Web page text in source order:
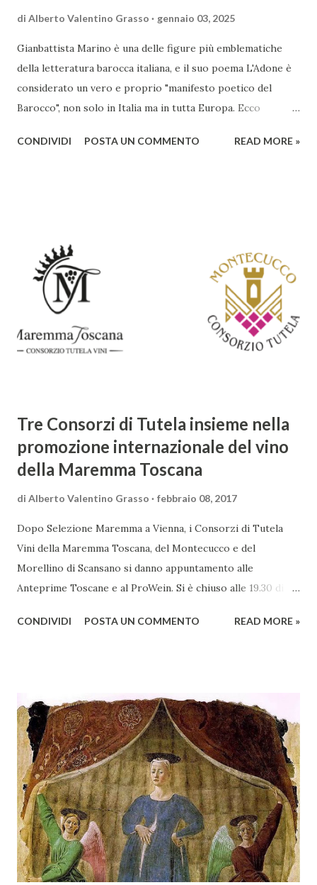
di Alberto Valentino Grasso gennaio 03, 2025
Gianbattista Marino è una delle figure più emblematiche
della letteratura barocca italiana, e il suo poema L'Adone è
considerato un vero e proprio "manifesto poetico del
Barocco", non solo in Italia ma in tutta Europa. Ecco
rendono un'opera fondamentale per il periodo. Marino fu
abbracciando invece i principi del Barocco: l'arte come
meraviglia, l'ostentazione della tecnica e la ricerca del
sorprendente. Marino visse in un'epoca di grandi
cambiamenti culturali e sociali, e la sua opera riflette questa
complessità. L'Adone è un poema epico-mitologico in 20
canti, composto da oltre 40.000 versi. Narra la storia
CONDIVIDI POSTA UN COMMENTO READ MORE »
Tre Consorzi di Tutela insieme nella
promozione internazionale del vino
della Maremma Toscana
di Alberto Valentino Grasso febbraio 08, 2017
Dopo Selezione Maremma a Vienna, i Consorzi di Tutela
Vini della Maremma Toscana, del Montecucco e del
Morellino di Scansano si danno appuntamento alle
Anteprime Toscane e al ProWein. Si è chiuso alle 19.30 di
presso l’Hotel Regina di Vienna dalla società Wein & Kultur,
territorio maremmano: Consorzio Tutela Vini della
Maremma Toscana, del Montecucco e del Morellino di
Scansano. Scopo dell’iniziativa è stato quello di promuovere
le eccellenze vitivinicole della regione in Austria, un
mercato dove il potenziale di crescita è ancora molto alto,
assistendo i produttori nella creazione di contatti
commerciali con gli operatori locali. Gli organizzatori
dell’evento, Christian Bauer, austriaco ed esperto di vini e
conoscitore dei mercati di lingua tedes...
CONDIVIDI POSTA UN COMMENTO READ MORE »